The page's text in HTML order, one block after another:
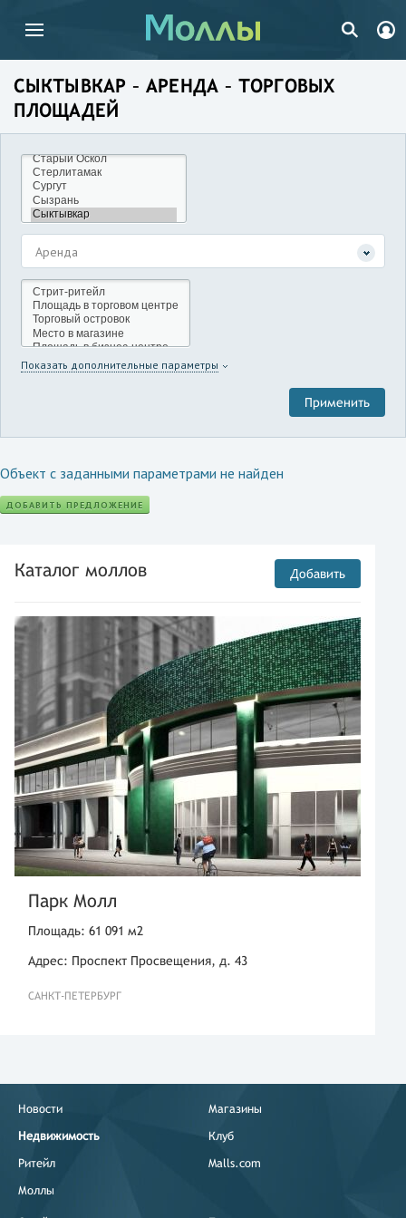
СЫКТЫВКАР – АРЕНДА – ТОРГОВЫХ
ПЛОЩАДЕЙ
Аренда
Показать дополнительные параметры
Объект с заданными параметрами не найден
ДОБАВИТЬ ПРЕДЛОЖЕНИЕ
Каталог моллов Добавить
Парк Молл
Площадь: 61 091 м2
Адрес: Проспект Просвещения, д. 43
САНКТ-ПЕТЕРБУРГ
Новости
Недвижимость
Ритейл
Моллы
Магазины
Клуб
Malls.com